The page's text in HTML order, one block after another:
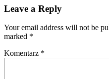
Leave a Reply
Your email address will not be
marked *
Komentarz *